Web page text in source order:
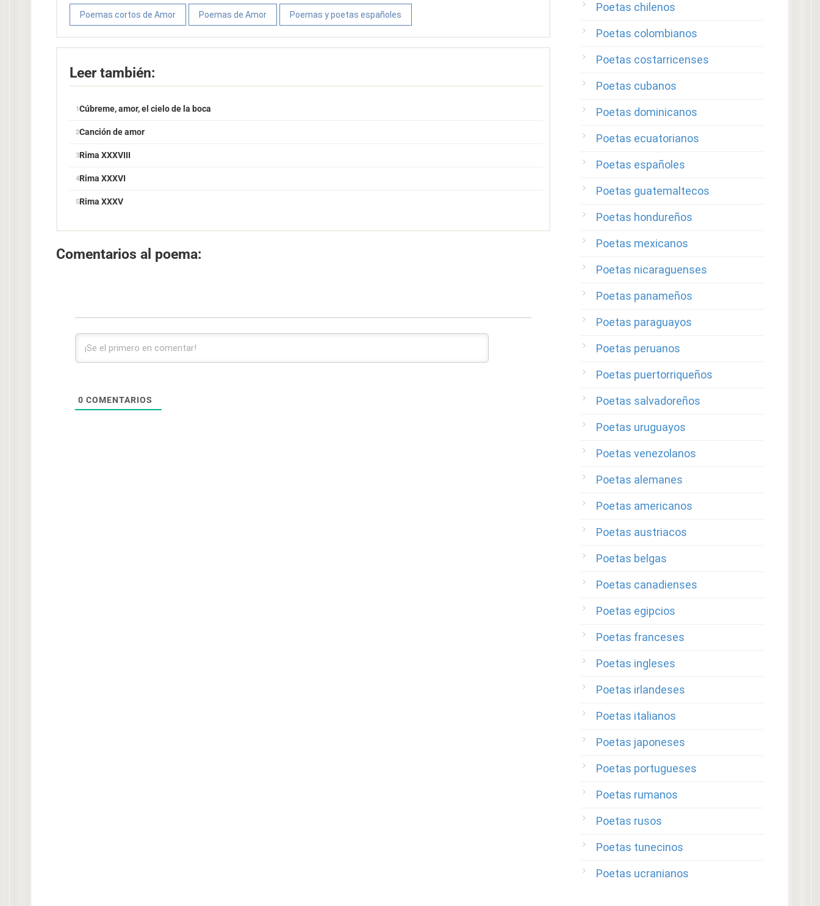
Poemas cortos de Amor Poemas de Amor Poemas y poetas españoles
Leer también:
Cúbreme, amor, el cielo de la boca
Canción de amor
Rima XXXVIII
Rima XXXVI
Rima XXXV
Comentarios al poema:
0 COMENTARIOS
Poetas chilenos
Poetas colombianos
Poetas costarricenses
Poetas cubanos
Poetas dominicanos
Poetas ecuatorianos
Poetas españoles
Poetas guatemaltecos
Poetas hondureños
Poetas mexicanos
Poetas nicaraguenses
Poetas panameños
Poetas paraguayos
Poetas peruanos
Poetas puertorriqueños
Poetas salvadoreños
Poetas uruguayos
Poetas venezolanos
Poetas alemanes
Poetas americanos
Poetas austriacos
Poetas belgas
Poetas canadienses
Poetas egipcios
Poetas franceses
Poetas ingleses
Poetas irlandeses
Poetas italianos
Poetas japoneses
Poetas portugueses
Poetas rumanos
Poetas rusos
Poetas tunecinos
Poetas ucranianos